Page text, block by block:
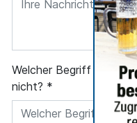
Welcher Begriff passt
nicht? *